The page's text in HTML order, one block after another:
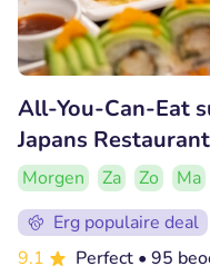
All-You-Can-Eat
Japans
Morgen Za Zo Ma
Erg populaire deal
9.1
Perfect • 95